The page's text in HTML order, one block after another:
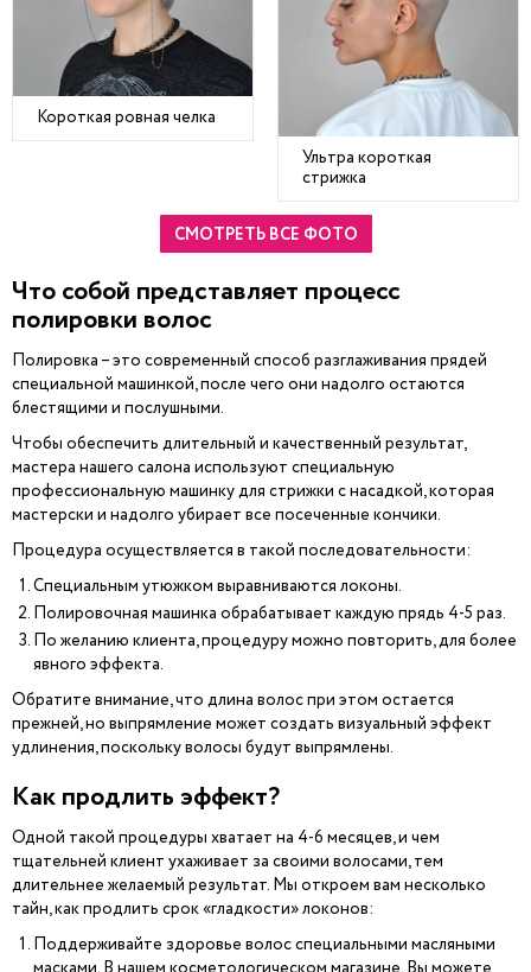
Короткая ровная челка
Ультра короткая
стрижка
СМОТРЕТЬ ВСЕ ФОТО
Что собой представляет процесс
полировки волос
Полировка – это современный способ разглаживания прядей
специальной машинкой, после чего они надолго остаются
блестящими и послушными.
Чтобы обеспечить длительный и качественный результат,
мастера нашего салона используют специальную
профессиональную машинку для стрижки с насадкой, которая
мастерски и надолго убирает все посеченные кончики.
Процедура осуществляется в такой последовательности:
Специальным утюжком выравниваются локоны.
Полировочная машинка обрабатывает каждую прядь 4-5 раз.
По желанию клиента, процедуру можно повторить, для более
явного эффекта.
Обратите внимание, что длина волос при этом остается
прежней, но выпрямление может создать визуальный эффект
удлинения, поскольку волосы будут выпрямлены.
Как продлить эффект?
Одной такой процедуры хватает на 4-6 месяцев, и чем
тщательней клиент ухаживает за своими волосами, тем
длительнее желаемый результат. Мы откроем вам несколько
тайн, как продлить срок «гладкости» локонов:
Поддерживайте здоровье волос специальными масляными